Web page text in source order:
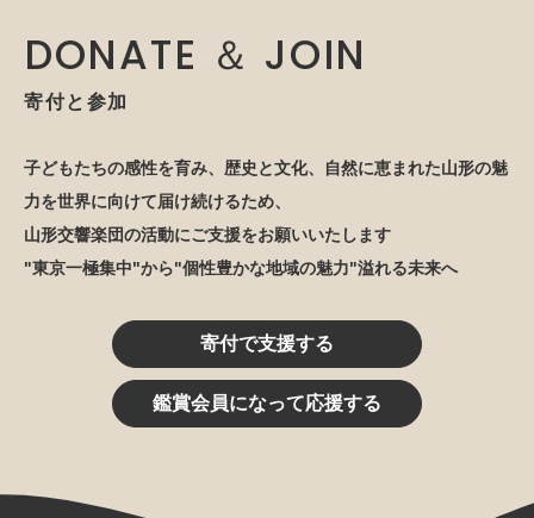
DONATE ＆ JOIN
寄付と参加
子どもたちの感性を育み、歴史と文化、自然に恵まれた山形の魅
力を世界に向けて届け続けるため、
山形交響楽団の活動にご支援をお願いいたします
"東京一極集中"から"個性豊かな地域の魅力"溢れる未来へ
寄付で支援する
鑑賞会員になって応援する